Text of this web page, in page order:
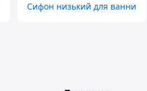
Сифон низький для ванни